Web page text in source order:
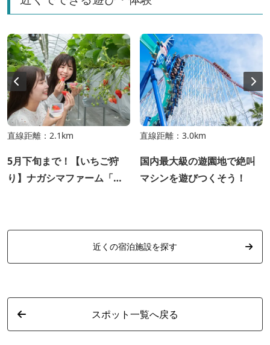
直線距離：2.1km
5月下旬まで！【いちご狩
り】ナガシマファーム「い
定）
直線距離：3.0km
国内最大級の遊園地で絶叫
マシンを遊びつくそう！
近くの宿泊施設を探す
スポット一覧へ戻る